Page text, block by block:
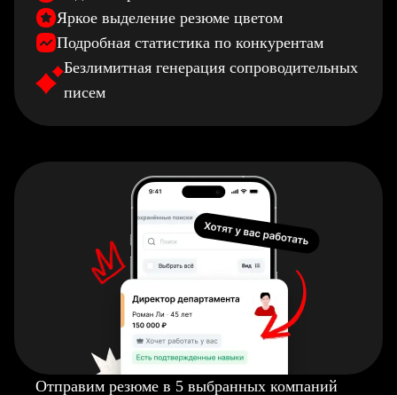
Яркое выделение резюме цветом
Подробная статистика по конкурентам
Безлимитная генерация сопроводительных
писем
Отправим резюме в 5 выбранных компаний